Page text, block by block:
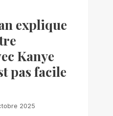
explique
Kanye
pas facile
2025